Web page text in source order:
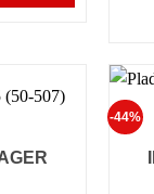
-44%